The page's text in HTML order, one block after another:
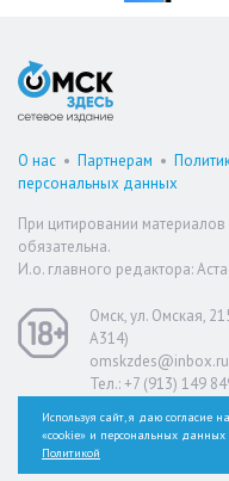
О нас • Партнерам •
персональных данных
При цитировании
обязательна.
И.о. главного редактора:
Омск, ул. Омская,
А314)
omskzdes@inbox.ru
Тел.: +7 (913) 149
Версия для
Используя сайт, я даю согласие
«cookie» и персональных данных
Политикой